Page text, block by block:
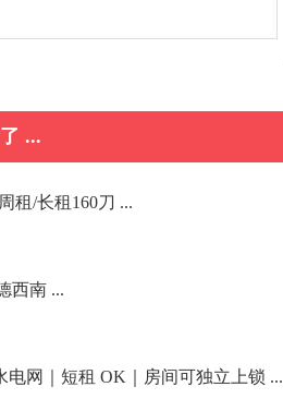
...
租/长租160刀 ...
西南 ...
电网｜短租 OK｜房间可独立上锁 ...